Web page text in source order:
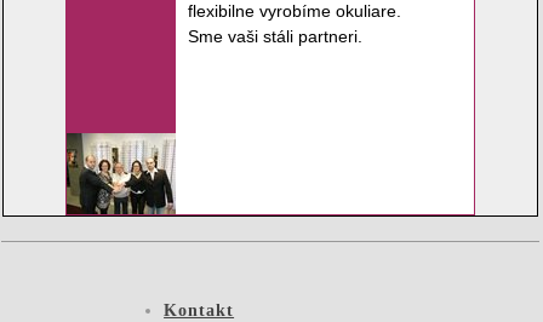
flexibilne vyrobíme okuliare.
Sme vaši stáli partneri.
Kontakt